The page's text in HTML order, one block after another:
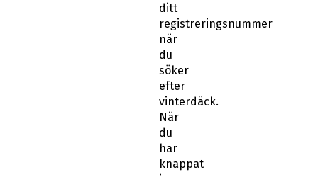
ditt
registreringsnummer
när
du
söker
efter
vinterdäck.
När
du
har
knappat